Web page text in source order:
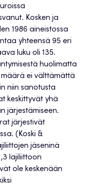
Kosken ja
1986 aineistossa
yhteensä 95 eri
luku oli 135.
huolimatta
määrä ei välttämättä
niin sanotusta
keskittyvät yhä
järjestämiseen.
järjestivät
(Koski &
jäseninä
lajiliittoon
ole keskenään